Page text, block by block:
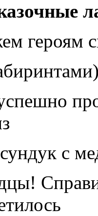
героям
с